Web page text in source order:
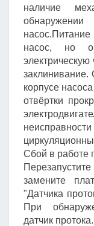
наличие
насос, но
электрическую
заклинивание.
корпусе
отвёртки
Сбой в работе
замените
"Датчика
При
датчик протока.